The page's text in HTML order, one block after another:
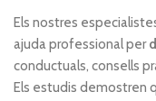
Els nostres
ajuda professional per
conductuals, consells
Els estudis demostren